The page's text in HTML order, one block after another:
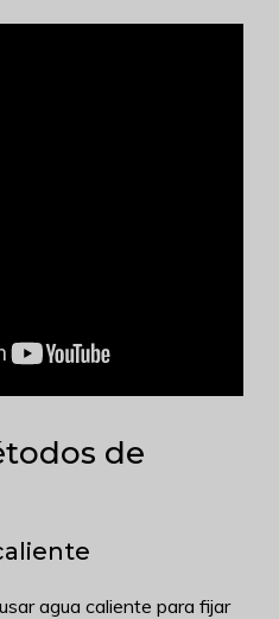
de
agua caliente para fijar